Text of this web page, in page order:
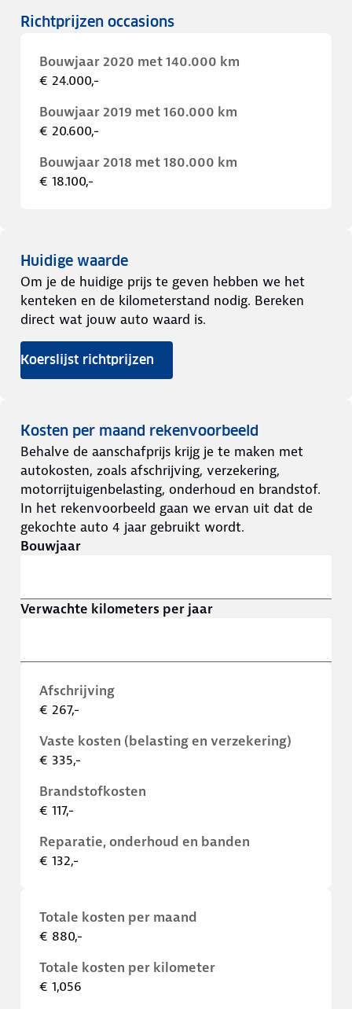
Richtprijzen occasions
Bouwjaar 2020 met 140.000 km
€ 24.000,-
Bouwjaar 2019 met 160.000 km
€ 20.600,-
Bouwjaar 2018 met 180.000 km
€ 18.100,-
Huidige waarde
Om je de huidige prijs te geven hebben we het
kenteken en de kilometerstand nodig. Bereken
direct wat jouw auto waard is.
Koerslijst richtprijzen
Kosten per maand rekenvoorbeeld
Behalve de aanschafprijs krijg je te maken met
autokosten, zoals afschrijving, verzekering,
motorrijtuigenbelasting, onderhoud en brandstof.
In het rekenvoorbeeld gaan we ervan uit dat de
gekochte auto 4 jaar gebruikt wordt.
Bouwjaar
Verwachte kilometers per jaar
Afschrijving
€ 267,-
Vaste kosten (belasting en verzekering)
€ 335,-
Brandstofkosten
€ 117,-
Reparatie, onderhoud en banden
€ 132,-
Totale kosten per maand
€ 880,-
Totale kosten per kilometer
€ 1,056